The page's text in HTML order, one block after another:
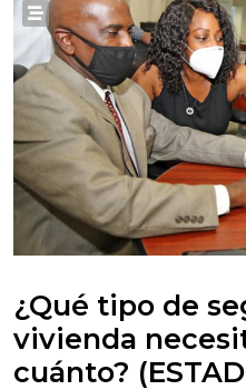
¿Qué tipo de
vivienda
cuánto?